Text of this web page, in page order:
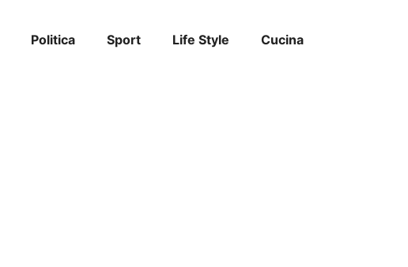
Politica Sport Life Style Cucina